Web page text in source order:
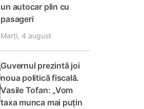
un autocar plin cu
pasageri
Marți, 4 august
Guvernul prezintă joi
noua politică fiscală.
Vasile Tofan: „Vom
taxa munca mai puțin